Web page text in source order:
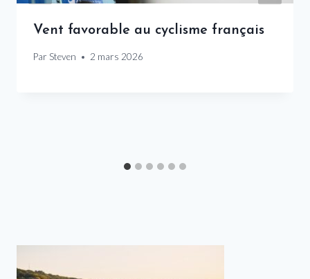
Vent favorable au cyclisme français
Par Steven 2 mars 2026